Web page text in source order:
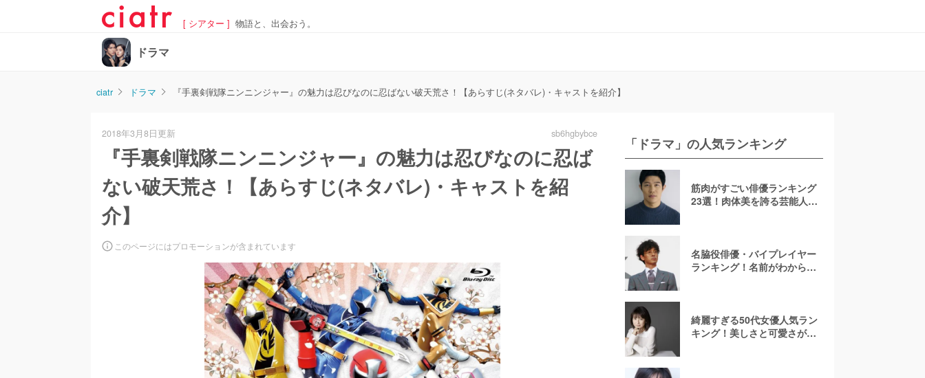
[ シアター ] 物語と、出会おう。
ドラマ
ciatr ドラマ 『手裏剣戦隊ニンニンジャー』の魅力は忍びなのに忍ばない破天荒さ！【あらすじ(ネタバレ)・キャストを紹介】
2018年3月8日更新 sb6hgbybce
『手裏剣戦隊ニンニンジャー』の魅力は忍びなのに忍ば
ない破天荒さ！【あらすじ(ネタバレ)・キャストを紹
介】
このページにはプロモーションが含まれています
「ドラマ」の人気ランキング
筋肉がすごい俳優ランキング
23選！肉体美を誇る芸能人を
名脇役俳優・バイプレイヤー
ランキング！名前がわからな
綺麗すぎる50代女優人気ラン
キング！美しさと可愛さが魅